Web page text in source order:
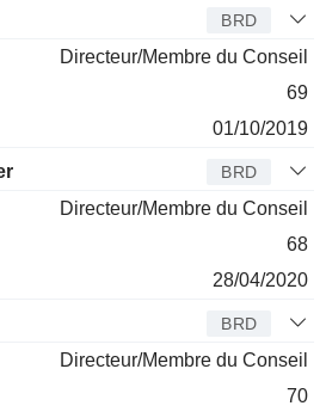
BRD
Directeur/Membre du Conseil
69
01/10/2019
BRD
Directeur/Membre du Conseil
68
28/04/2020
BRD
Directeur/Membre du Conseil
70